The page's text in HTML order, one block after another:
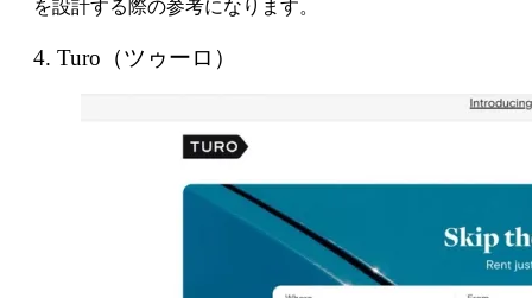
を設計する際の参考になります。
4. Turo（ツゥーロ）